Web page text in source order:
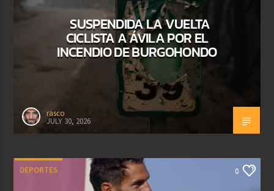
SUSPENDIDA LA VUELTA
CICLISTA A ÁVILA POR EL
INCENDIO DE BURGOHONDO
rasco
JULY 30, 2026
DEPORTES 0